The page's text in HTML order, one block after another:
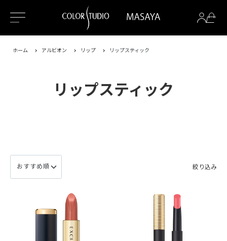
ホーム アルビオン リップ リップスティック
リップスティック
絞り込み